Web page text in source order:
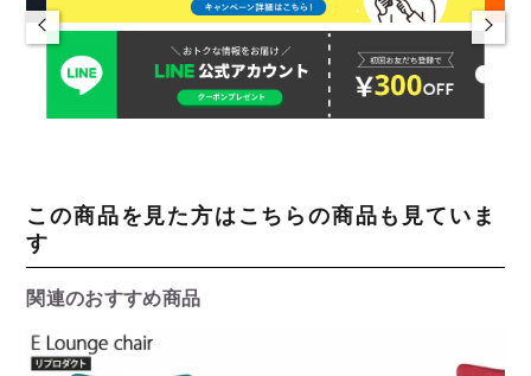
この商品を見た方はこちらの商品も見ていま
す
関連のおすすめ商品